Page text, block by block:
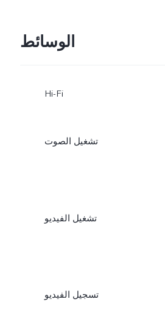
الوسائط
Hi-Fi
تشغيل الصوت
تشغيل الفيديو
تسجيل الفيديو